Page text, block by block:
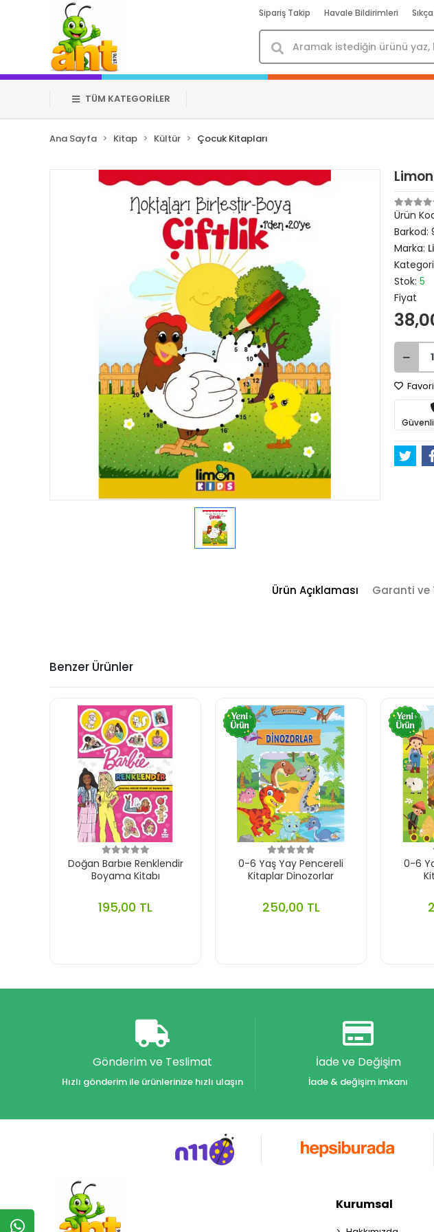
Sipariş Takip Havale Bildirimleri
TÜM KATEGORİLER
Ana Sayfa Kitap Kültür Çocuk Kitapları
Ürün
Barkod:
Marka:
Stok:5
Fiyat
Güvenli
Ürün Açıklaması Garanti ve
Benzer Ürünler
Doğan Barbıe Renklendir
Boyama Kitabı
195,00 TL
0-6 Yaş Yay Pencereli
Kitaplar Dinozorlar
250,00 TL
0-6
Gönderim ve Teslimat
Hızlı gönderim ile ürünlerinize hızlı ulaşın
İade ve Değişim
İade & değişim imkanı
Kurumsal